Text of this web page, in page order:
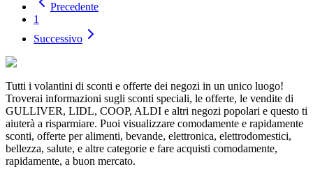
Precedente
1
Successivo
Tutti i volantini di sconti e offerte dei negozi in un unico luogo!
Troverai informazioni sugli sconti speciali, le offerte, le vendite di
GULLIVER, LIDL, COOP, ALDI e altri negozi popolari e questo ti
aiuterà a risparmiare. Puoi visualizzare comodamente e rapidamente
sconti, offerte per alimenti, bevande, elettronica, elettrodomestici,
bellezza, salute, e altre categorie e fare acquisti comodamente,
rapidamente, a buon mercato.